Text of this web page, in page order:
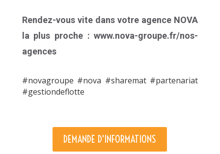
Rendez-vous vite dans votre agence NOVA
la plus proche :www.nova-groupe.fr/nos-
agences
#novagroupe #nova #sharemat #partenariat
#gestiondeflotte
DEMANDE D'INFORMATIONS